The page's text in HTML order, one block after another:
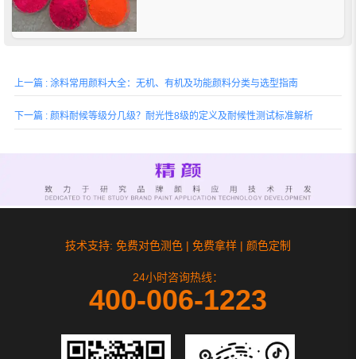
上一篇 : 涂料常用颜料大全：无机、有机及功能颜料分类与选型指南
下一篇 : 颜料耐候等级分几级？耐光性8级的定义及耐候性测试标准解析
技术支持: 免费对色测色 | 免费拿样 | 颜色定制
24小时咨询热线：
400-006-1223